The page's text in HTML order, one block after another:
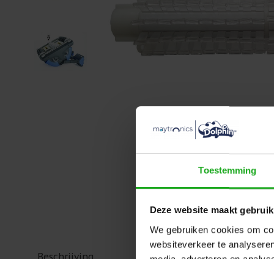
Toestemming
Deze website maakt
We gebruiken cookies om
websiteverkeer te